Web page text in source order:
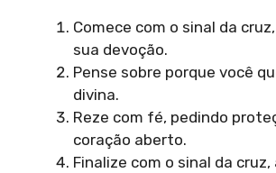
Comece com o sinal da
sua devoção.
Pense sobre porque você
divina.
Reze com fé, pedindo
coração aberto.
Finalize com o sinal da